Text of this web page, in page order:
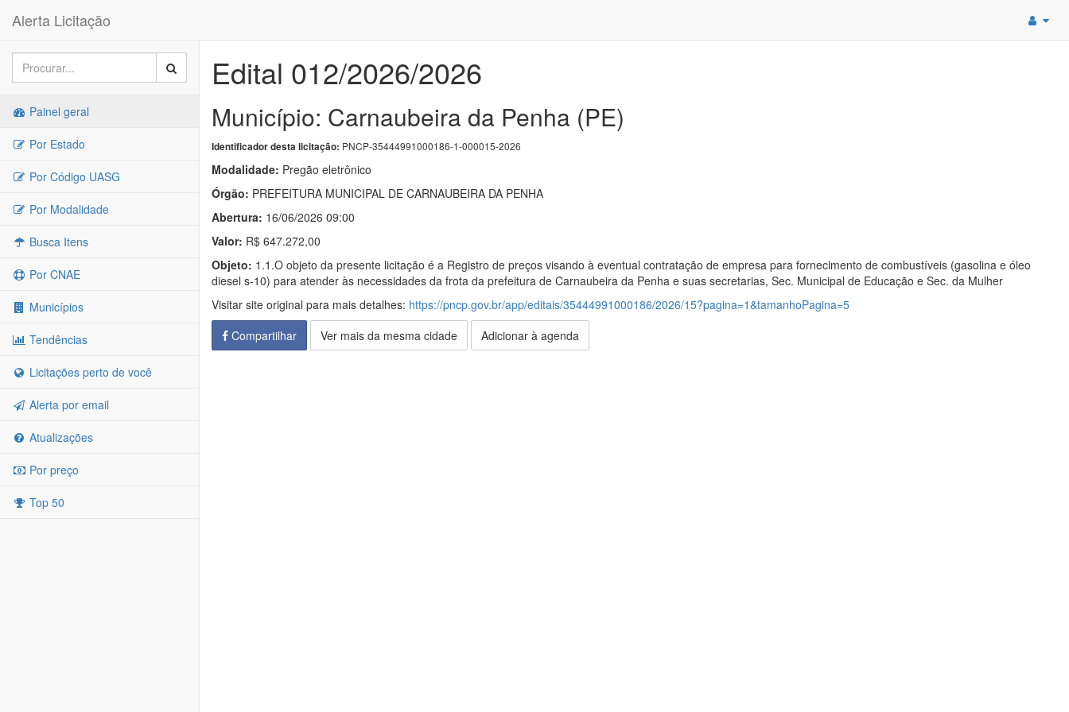
Alerta Licitação
Painel geral
Por Estado
Por Código UASG
Por Modalidade
Busca Itens
Por CNAE
Municípios
Tendências
Licitações perto de você
Alerta por email
Atualizações
Por preço
Top 50
Edital 012/2026/2026
Município: Carnaubeira da Penha (PE)
Identificador desta licitação: PNCP-35444991000186-1-000015-2026
Modalidade: Pregão eletrônico
Órgão: PREFEITURA MUNICIPAL DE CARNAUBEIRA DA PENHA
Abertura: 16/06/2026 09:00
Valor: R$ 647.272,00
Objeto: 1.1.O objeto da presente licitação é a Registro de preços visando à eventual contratação de empresa para fornecimento de combustíveis (gasolina e óleo
diesel s-10) para atender às necessidades da frota da prefeitura de Carnaubeira da Penha e suas secretarias, Sec. Municipal de Educação e Sec. da Mulher
Visitar site original para mais detalhes: https://pncp.gov.br/app/editais/35444991000186/2026/15?pagina=1&tamanhoPagina=5
Compartilhar
Ver mais da mesma cidade Adicionar à agenda